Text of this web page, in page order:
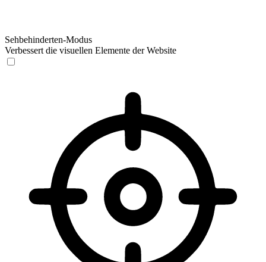
Sehbehinderten-Modus
Verbessert die visuellen Elemente der Website